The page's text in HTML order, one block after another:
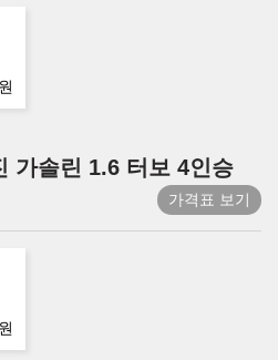
가솔린 1.6 터보 4인승
가격표 보기